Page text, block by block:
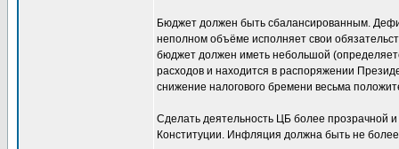
Бюджет должен быть сбалансированным.
неполном объёме исполняет свои
бюджет должен иметь небольшой
расходов и находится в распоряжении
снижение налогового бремени весьма
Сделать деятельность ЦБ более прозрачной
Конституции. Инфляция должна быть не